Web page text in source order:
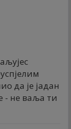
да је јадан
- не ваља ти